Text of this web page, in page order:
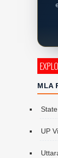
MLA
UP